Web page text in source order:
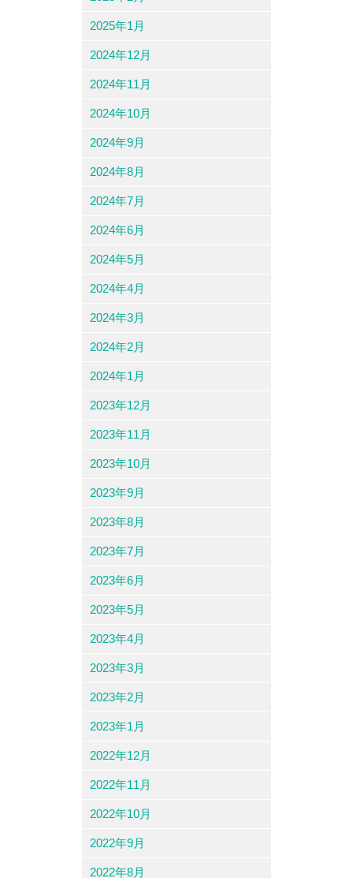
2025年1月
2024年12月
2024年11月
2024年10月
2024年9月
2024年8月
2024年7月
2024年6月
2024年5月
2024年4月
2024年3月
2024年2月
2024年1月
2023年12月
2023年11月
2023年10月
2023年9月
2023年8月
2023年7月
2023年6月
2023年5月
2023年4月
2023年3月
2023年2月
2023年1月
2022年12月
2022年11月
2022年10月
2022年9月
2022年8月